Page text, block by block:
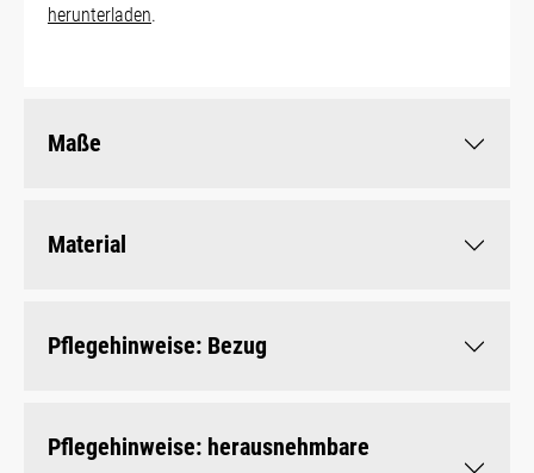
herunterladen.
Maße
Material
Pflegehinweise: Bezug
Pflegehinweise: herausnehmbare